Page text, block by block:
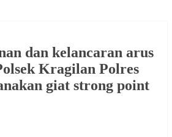
dan kelancaran arus
Kragilan Polres
giat strong point